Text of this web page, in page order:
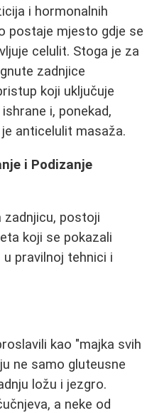
i hormonalnih
postaje mjesto gdje se
celulit. Stoga je za
zadnjice
koji uključuje
i, ponekad,
anticelulit masaža.
i Podizanje
zadnjicu, postoji
koji se pokazali
pravilnoj tehnici i
kao "majka svih
ne samo gluteusne
ložu i jezgro.
a neke od